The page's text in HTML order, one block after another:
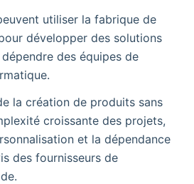
utiliser la fabrique de
développer des solutions
des équipes de
la création de produits sans
croissante des projets,
et la dépendance
des fournisseurs de